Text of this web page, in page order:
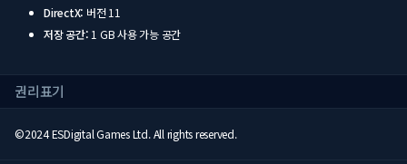
DirectX: 버전 11
저장 공간: 1 GB 사용 가능 공간
권리표기
©2024 ESDigital Games Ltd. All rights reserved.